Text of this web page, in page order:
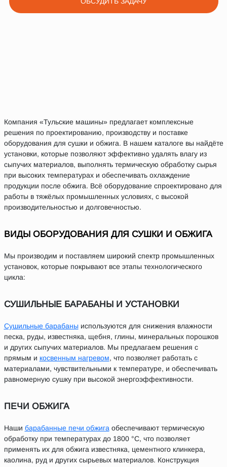
Компания «Тульские машины» предлагает комплексные
решения по проектированию, производству и поставке
оборудования для сушки и обжига. В нашем каталоге вы найдёте
установки, которые позволяют эффективно удалять влагу из
сыпучих материалов, выполнять термическую обработку сырья
при высоких температурах и обеспечивать охлаждение
продукции после обжига. Всё оборудование спроектировано для
работы в тяжёлых промышленных условиях, с высокой
производительностью и долговечностью.
ВИДЫ ОБОРУДОВАНИЯ ДЛЯ СУШКИ И ОБЖИГА
Мы производим и поставляем широкий спектр промышленных
установок, которые покрывают все этапы технологического
цикла:
СУШИЛЬНЫЕ БАРАБАНЫ И УСТАНОВКИ
Сушильные барабаны используются для снижения влажности
песка, руды, известняка, щебня, глины, минеральных порошков
и других сыпучих материалов. Мы предлагаем решения с
прямым и косвенным нагревом, что позволяет работать с
материалами, чувствительными к температуре, и обеспечивать
равномерную сушку при высокой энергоэффективности.
ПЕЧИ ОБЖИГА
Наши барабанные печи обжига обеспечивают термическую
обработку при температурах до 1800 °C, что позволяет
применять их для обжига известняка, цементного клинкера,
каолина, руд и других сырьевых материалов. Конструкция